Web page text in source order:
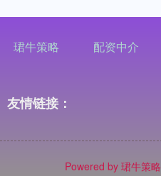
珺牛策略 配资中介
友情链接：
Powered by 珺牛策略